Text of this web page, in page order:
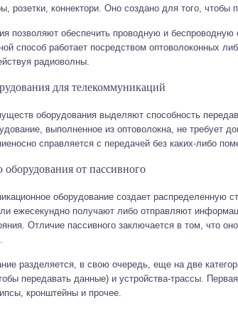
розетки, коннектори. Оно создано для того, чтобы
позволяют обеспечить проводную и беспроводную
способ работает посредством оптоволоконных
радиоволны.
для телекоммуникаций
оборудования выделяют способность
выполненное из оптоволокна, не требует
справляется с передачей без каких-либо
от пассивного
оборудование создает распределенную
ежесекундно получают либо отправляют
Отличие пассивного заключается в том, что
разделяется, в свою очередь, еще на две
передавать данные) и устройства-трассы.
кронштейны и прочее.